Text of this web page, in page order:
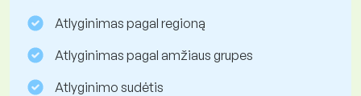
Atlyginimas pagal regioną
Atlyginimas pagal amžiaus grupes
Atlyginimo sudėtis